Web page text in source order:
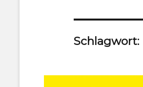
Schlagwort: